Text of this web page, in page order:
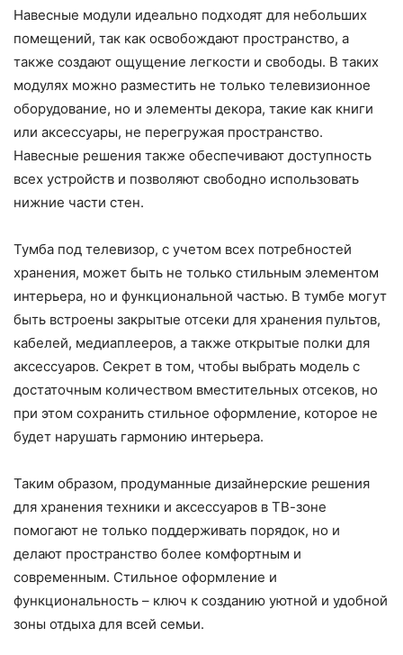
Навесные модули идеально подходят для небольших
помещений, так как освобождают пространство, а
также создают ощущение легкости и свободы. В таких
модулях можно разместить не только телевизионное
оборудование, но и элементы декора, такие как книги
или аксессуары, не перегружая пространство.
Навесные решения также обеспечивают доступность
всех устройств и позволяют свободно использовать
нижние части стен.
Тумба под телевизор, с учетом всех потребностей
хранения, может быть не только стильным элементом
интерьера, но и функциональной частью. В тумбе могут
быть встроены закрытые отсеки для хранения пультов,
кабелей, медиаплееров, а также открытые полки для
аксессуаров. Секрет в том, чтобы выбрать модель с
достаточным количеством вместительных отсеков, но
при этом сохранить стильное оформление, которое не
будет нарушать гармонию интерьера.
Таким образом, продуманные дизайнерские решения
для хранения техники и аксессуаров в ТВ-зоне
помогают не только поддерживать порядок, но и
делают пространство более комфортным и
современным. Стильное оформление и
функциональность – ключ к созданию уютной и удобной
зоны отдыха для всей семьи.